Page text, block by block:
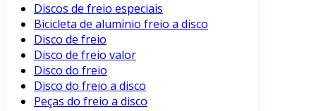
Discos de freio especiais
Bicicleta de alumínio freio a disco
Disco de freio
Disco de freio valor
Disco do freio
Disco do freio a disco
Peças do freio a disco